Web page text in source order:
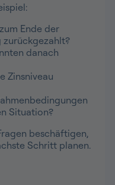
Ende der
zurückgezahlt?
danach
Zinsniveau
Situation?
beschäftigen,
Schritt planen.